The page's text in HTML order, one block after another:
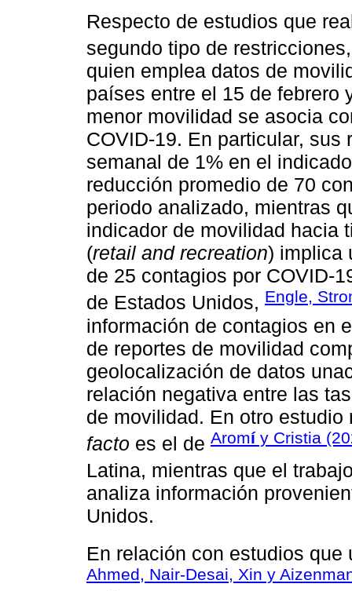
Respecto de estudios que
segundo tipo de
quien emplea datos de
países entre el 15 de febrero
menor movilidad se asocia
COVID-19. En particular,
semanal de 1% en el
reducción promedio de 70
periodo analizado, mientras
indicador de movilidad hacia
(retail and recreation) implica
de 25 contagios por COVID-
de Estados Unidos, Engle,
información de contagios en
de reportes de movilidad
geolocalización de datos
relación negativa entre las
de movilidad. En otro
facto es el de Aromíy Cristia
Latina, mientras que el
analiza información
Unidos.
En relación con estudios
Ahmed, Nair-Desai, Xin y